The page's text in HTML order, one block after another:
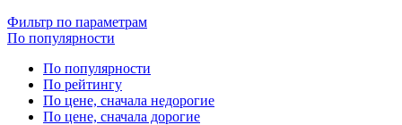
Фильтр по параметрам
По популярности
По популярности
По рейтингу
По цене, сначала недорогие
По цене, сначала дорогие